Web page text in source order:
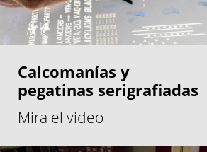
Calcomanías y
pegatinas serigrafiadas
Mira el video